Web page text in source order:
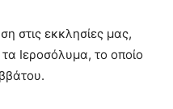
στις εκκλησίες μας,
Ιεροσόλυμα, το οποίο